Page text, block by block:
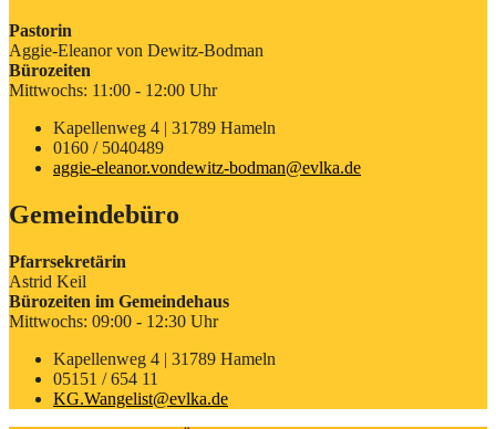
Pastorin
Aggie-Eleanor von Dewitz-Bodman
Bürozeiten
Mittwochs: 11:00 - 12:00 Uhr
Kapellenweg 4 | 31789 Hameln
0160 / 5040489
aggie-eleanor.vondewitz-bodman@evlka.de
Gemeindebüro
Pfarrsekretärin
Astrid Keil
Bürozeiten im Gemeindehaus
Mittwochs: 09:00 - 12:30 Uhr
Kapellenweg 4 | 31789 Hameln
05151 / 654 11
KG.Wangelist@evlka.de